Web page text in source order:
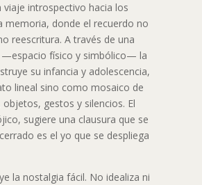
viaje introspectivo hacia los
memoria, donde el recuerdo no
reescritura. A través de una
—espacio físico y simbólico— la
su infancia y adolescencia,
lineal sino como mosaico de
objetos, gestos y silencios. El
sugiere una clausura que se
es el yo que se despliega
la nostalgia fácil. No idealiza ni